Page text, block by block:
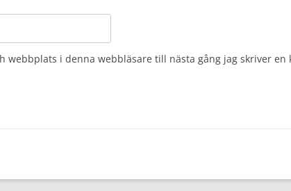
webbplats i denna webbläsare till nästa gång jag skriver en